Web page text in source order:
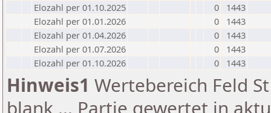
Elozahl per 01.10.2025
0
1443
Elozahl per 01.01.2026
0
1443
Elozahl per 01.04.2026
0
1443
Elozahl per 01.07.2026
0
1443
Elozahl per 01.10.2026
0 1443
Hinweis1 Wertebereich Feld
blank ... Partie gewertet in